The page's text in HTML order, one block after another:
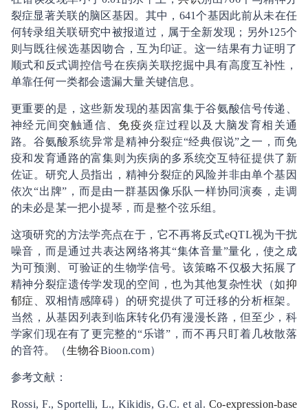
裂症显著关联的脑区基因。其中，641个基因此前从未在任
何转录组关联研究中被报道过，属于全新发现；另外125个
则与既往候选基因吻合，互为印证。这一结果有力证明了
顺式和反式调控信号在疾病关联挖掘中具有高度互补性，
单靠任何一类都会遗漏大量关键信息。
更重要的是，这些新发现的基因富集于谷氨酸信号传递、
神经元间突触通信、 免疫炎症过程以及大脑发育相关通
路。谷氨酸系统异常是精神分裂症“经典假说”之一，而免
疫和发育通路的富集则为疾病的多系统交互特征提供了新
佐证。研究人员指出，精神分裂症的风险并非由单个基因
依次“出牌”，而是由一群基因像乐队一样协同演奏，走调
的未必是某一把小提琴，而是整个弦乐组。
这项研究的方法学亮点在于，它不再将反式eQTL视为干扰
噪音，而是通过共表达网络将其“集体音量”量化，使之成
为可预测、可验证的生物学信号。该策略不仅极大拓展了
精神分裂症遗传学发现的空间，也为其他复杂性状（如抑
郁症
、双相情感障碍）的研究提供了可迁移的分析框架。
当然，从基因列表到临床转化仍有漫漫长路，但至少，科
学家们现在有了更完整的“乐谱”，而不再只盯着几枚散落
的音符。（生物谷Bioon.com）
参考文献：
Rossi, F., Sportelli, L., Kikidis, G.C. et al. Co-expression-base